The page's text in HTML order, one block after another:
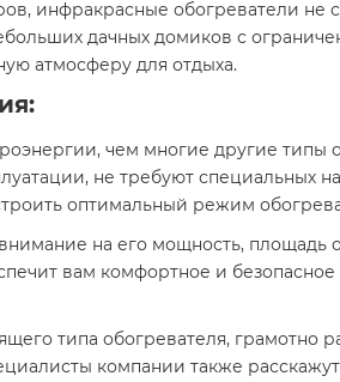
инфракрасные обогреватели
дачных домиков с
атмосферу для отдыха.
чем многие другие типы
не требуют
оптимальный режим
на его мощность,
вам комфортное и
типа обогревателя, грамотно
компании также